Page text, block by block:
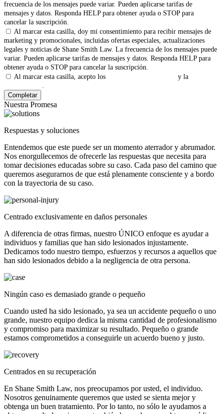
frecuencia de los mensajes puede variar. Pueden aplicarse tarifas de
mensajes y datos. Responda HELP para obtener ayuda o STOP para
cancelar la suscripción.
Al marcar esta casilla, doy mi consentimiento para recibir mensajes de
marketing y promocionales, incluidas ofertas especiales, actualizaciones
legales y noticias de Shane Smith Law. La frecuencia de los mensajes puede
variar. Pueden aplicarse tarifas de mensajes y datos. Responda HELP para
obtener ayuda o STOP para cancelar la suscripción.
Al marcar esta casilla, acepto los
y la
.
Nuestra Promesa
Respuestas y soluciones
Entendemos que este puede ser un momento aterrador y abrumador.
Nos enorgullecemos de ofrecerle las respuestas que necesita para
tomar decisiones educadas sobre su caso. Cada paso del camino que
queremos asegurarnos de que está plenamente consciente y a bordo
con la trayectoria de su caso.
Centrado exclusivamente en daños personales
A diferencia de otras firmas, nuestro ÚNICO enfoque es ayudar a
individuos y familias que han sido lesionados injustamente.
Dedicamos todo nuestro tiempo, esfuerzos y recursos a aquellos que
han sido lesionados debido a la negligencia de otra persona.
Ningún caso es demasiado grande o pequeño
Cuando usted ha sido lesionado, ya sea un accidente pequeño o uno
grande, nuestro equipo dedica la misma cantidad de profesionalismo
y compromiso para maximizar su resultado. Pequeño o grande
estamos comprometidos a conseguirle un acuerdo bueno y justo.
Centrados en su recuperación
En Shane Smith Law, nos preocupamos por usted, el individuo.
Nosotros genuinamente queremos que usted se sienta mejor y
obtenga un buen tratamiento. Por lo tanto, no sólo le ayudamos a